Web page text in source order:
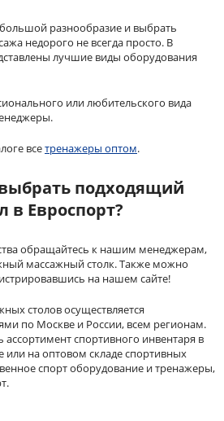
разнообразие и выбрать
недорого не всегда просто. В
лучшие виды оборудования
или любительского вида
всетренажеры оптом.
подходящий
в Евроспорт?
обращайтесь к нашим менеджерам,
массажный столк. Также можно
на нашем сайте!
столов осуществляется
по Москве и России, всем регионам.
спортивного инвентаря в
или на оптовом складе спортивных
спорт оборудование и тренажеры,